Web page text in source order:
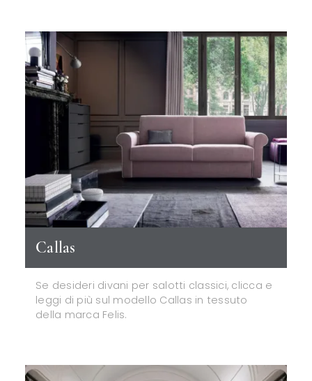
Callas
Se desideri divani per salotti classici, clicca e
leggi di più sul modello Callas in tessuto
della marca Felis.